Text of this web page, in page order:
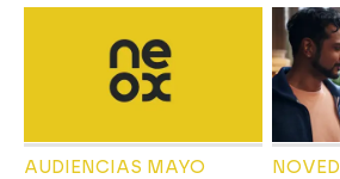
AUDIENCIAS MAYO